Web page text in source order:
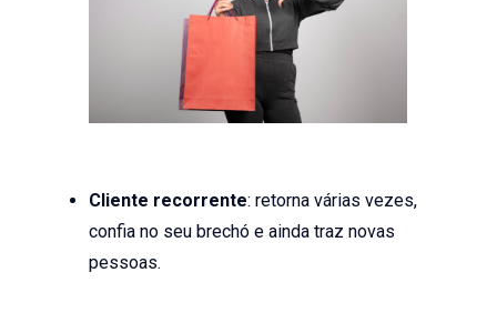
Cliente recorrente: retorna várias vezes,
confia no seu brechó e ainda traz novas
pessoas.